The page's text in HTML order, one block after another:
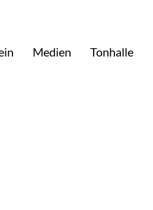
Medien Tonhalle